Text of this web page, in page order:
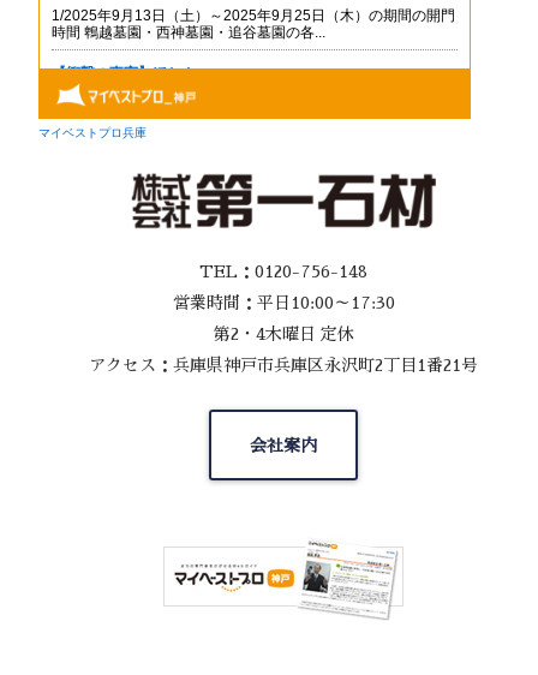
TEL：0120-756-148
営業時間：平日10:00～17:30
第2・4木曜日 定休
アクセス：兵庫県神戸市兵庫区永沢町2丁目1番21号
会社案内